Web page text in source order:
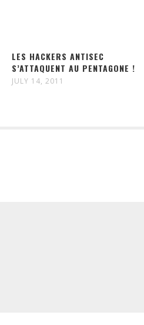
LES HACKERS ANTISEC
S’ATTAQUENT AU PENTAGONE !
JULY 14, 2011